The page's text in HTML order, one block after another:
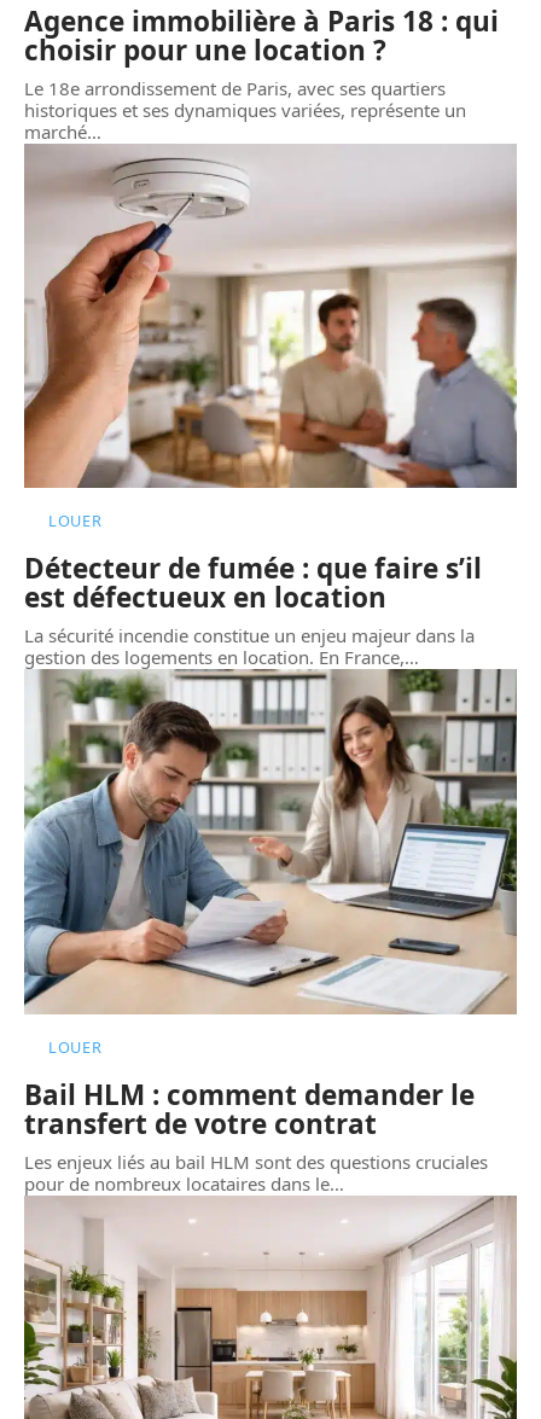
Agence immobilière à Paris 18 : qui
choisir pour une location ?
Le 18e arrondissement de Paris, avec ses quartiers
historiques et ses dynamiques variées, représente un
marché…
LOUER
Détecteur de fumée : que faire s’il
est défectueux en location
La sécurité incendie constitue un enjeu majeur dans la
gestion des logements en location. En France,…
LOUER
Bail HLM : comment demander le
transfert de votre contrat
Les enjeux liés au bail HLM sont des questions cruciales
pour de nombreux locataires dans le…